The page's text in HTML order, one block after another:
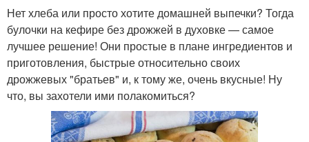
Нет хлеба или просто хотите домашней выпечки? Тогда
булочки на кефире без дрожжей в духовке — самое
лучшее решение! Они простые в плане ингредиентов и
приготовления, быстрые относительно своих
дрожжевых "братьев" и, к тому же, очень вкусные! Ну
что, вы захотели ими полакомиться?